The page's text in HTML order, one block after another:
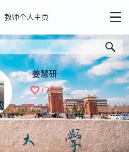
教师个人主页
姜慧研
+329